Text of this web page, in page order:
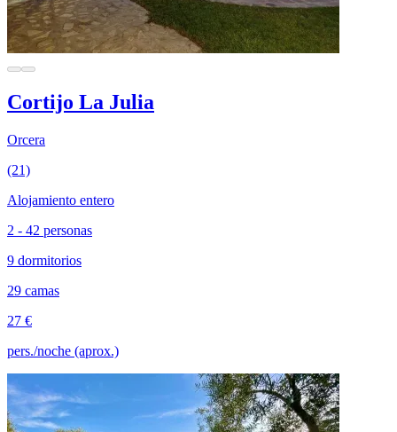
Cortijo La Julia
Orcera
(21)
Alojamiento entero
2 - 42 personas
9 dormitorios
29 camas
27 €
pers./noche (aprox.)